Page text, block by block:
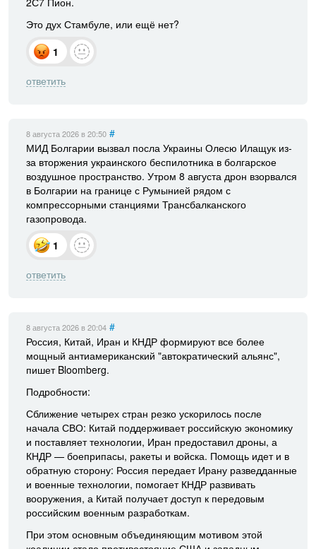
Это дух Стамбуле, или ещё нет?
1
ответить
8 августа 2026 в 20:50 #
МИД Болгарии вызвал посла Украины Олесю Илащук из-
за вторжения украинского беспилотника в болгарское
воздушное пространство. Утром 8 августа дрон взорвался
в Болгарии на границе с Румынией рядом с
компрессорными станциями Трансбалканского
газопровода.
1
ответить
8 августа 2026 в 20:04 #
Россия, Китай, Иран и КНДР формируют все более
мощный антиамериканский "автократический альянс",
пишет Bloomberg.
Подробности:
Сближение четырех стран резко ускорилось после
начала СВО: Китай поддерживает российскую экономику
и поставляет технологии, Иран предоставил дроны, а
КНДР — боеприпасы, ракеты и войска. Помощь идет и в
обратную сторону: Россия передает Ирану разведданные
и военные технологии, помогает КНДР развивать
вооружения, а Китай получает доступ к передовым
российским военным разработкам.
При этом основным объединяющим мотивом этой